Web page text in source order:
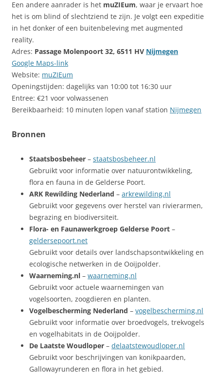
Een andere aanrader is het muZIEum, waar je ervaart hoe
het is om blind of slechtziend te zijn. Je volgt een expeditie
in het donker of een buitenbeleving met augmented
reality.
Adres: Passage Molenpoort 32, 6511 HV Nijmegen
Google Maps-link
Website: muZIEum
Openingstijden: dagelijks van 10:00 tot 16:30 uur
Entree: €21 voor volwassenen
Bereikbaarheid: 10 minuten lopen vanaf station Nijmegen
Bronnen
Staatsbosbeheer – staatsbosbeheer.nl
Gebruikt voor informatie over natuurontwikkeling,
flora en fauna in de Gelderse Poort.
ARK Rewilding Nederland – arkrewilding.nl
Gebruikt voor gegevens over herstel van rivierarmen,
begrazing en biodiversiteit.
Flora- en Faunawerkgroep Gelderse Poort –
geldersepoort.net
Gebruikt voor details over landschapsontwikkeling en
ecologische netwerken in de Ooijpolder.
Waarneming.nl – waarneming.nl
Gebruikt voor actuele waarnemingen van
vogelsoorten, zoogdieren en planten.
Vogelbescherming Nederland – vogelbescherming.nl
Gebruikt voor informatie over broedvogels, trekvogels
en vogelhabitats in de Ooijpolder.
De Laatste Woudloper – delaatstewoudloper.nl
Gebruikt voor beschrijvingen van konikpaarden,
Gallowayrunderen en flora in het gebied.